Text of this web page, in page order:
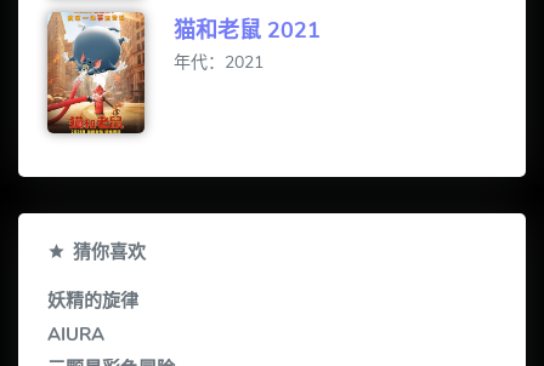
猫和老鼠 2021
年代：2021
猜你喜欢
妖精的旋律
AIURA